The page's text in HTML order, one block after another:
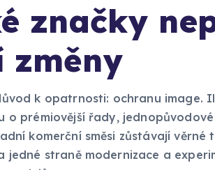
značky
změny
k opatrnosti: ochranu image.
o prémiovější řady,
komerční směsi zůstávají věrné
straně modernizace a